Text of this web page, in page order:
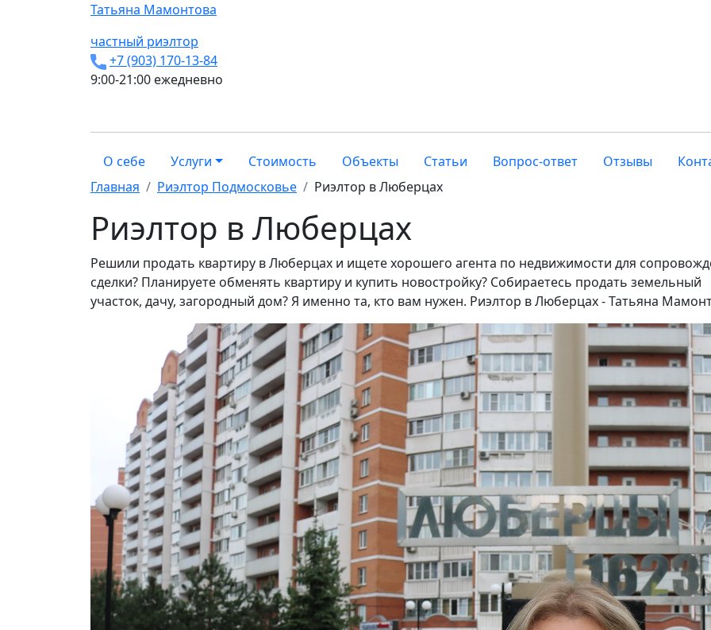
Татьяна Мамонтова
частный риэлтор
+7 (903) 170-13-84
9:00-21:00 ежедневно
О себе Услуги Стоимость Объекты Статьи Вопрос-ответ Отзывы
Главная
Риэлтор Подмосковье Риэлтор в Люберцах
Риэлтор в Люберцах
Решили продать квартиру в Люберцах и ищете хорошего агента по недвижимости для
сделки? Планируете обменять квартиру и купить новостройку? Собираетесь продать земельный
участок, дачу, загородный дом? Я именно та, кто вам нужен. Риэлтор в Люберцах - Татьяна